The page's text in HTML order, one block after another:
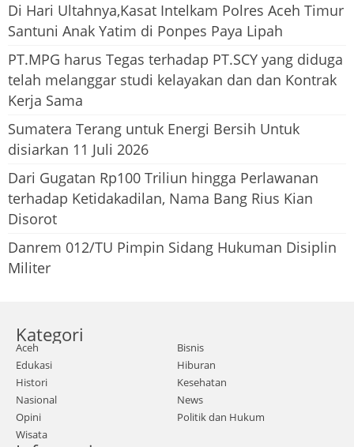
Di Hari Ultahnya,Kasat Intelkam Polres Aceh Timur
Santuni Anak Yatim di Ponpes Paya Lipah
PT.MPG harus Tegas terhadap PT.SCY yang diduga
telah melanggar studi kelayakan dan dan Kontrak
Kerja Sama
Sumatera Terang untuk Energi Bersih Untuk
disiarkan 11 Juli 2026
Dari Gugatan Rp100 Triliun hingga Perlawanan
terhadap Ketidakadilan, Nama Bang Rius Kian
Disorot
Danrem 012/TU Pimpin Sidang Hukuman Disiplin
Militer
Kategori
Aceh
Bisnis
Edukasi
Hiburan
Histori
Kesehatan
Nasional
News
Opini
Politik dan Hukum
Wisata